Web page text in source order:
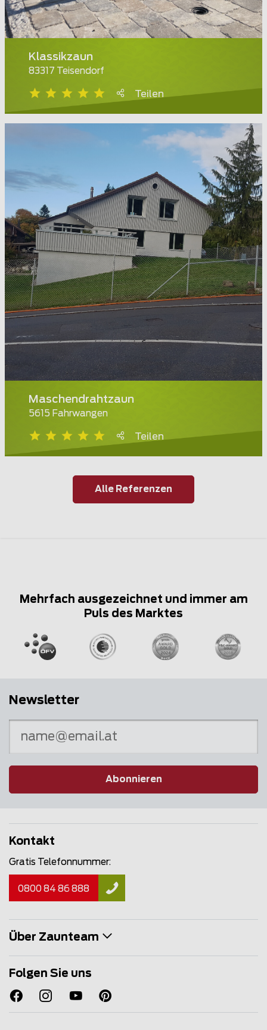
Klassikzaun
83317 Teisendorf
Teilen
Maschendrahtzaun
5615 Fahrwangen
Teilen
Alle Referenzen
Mehrfach ausgezeichnet und immer am
Puls des Marktes
Newsletter
Abonnieren
Kontakt
Gratis Telefonnummer:
0800 84 86 888
Über Zaunteam
Folgen Sie uns